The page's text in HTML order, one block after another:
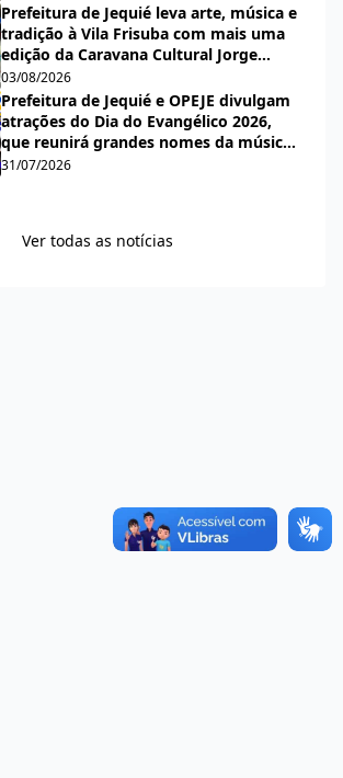
Prefeitura de Jequié leva arte, música e
tradição à Vila Frisuba com mais uma
edição da Caravana Cultural Jorge
Salomão
03/08/2026
Prefeitura de Jequié e OPEJE divulgam
atrações do Dia do Evangélico 2026,
que reunirá grandes nomes da música
gospel na Praça da Bíblia
31/07/2026
Ver todas as notícias